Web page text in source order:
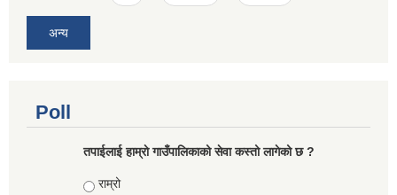
अन्य
Poll
तपाईलाई हाम्राे गाउँपालिकाको सेवा कस्तो लागेको छ ?
Choices
राम्रो